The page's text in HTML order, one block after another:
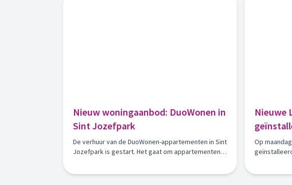
Nieuw woningaanbod: DuoWonen in
Sint Jozefpark
De verhuur van de DuoWonen-appartementen in Sint
Jozefpark is gestart. Het gaat om appartementen
Nieuwe
Op